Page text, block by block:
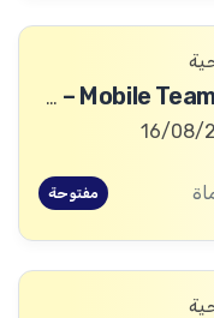
Nutrition Nurse – Mobile Team for CASI project
مفتوحة